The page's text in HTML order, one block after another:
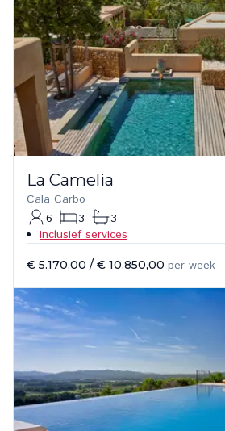
La Camelia
Cala Carbo
6
3
3
Inclusief services
€ 5.170,00 / € 10.850,00 per week